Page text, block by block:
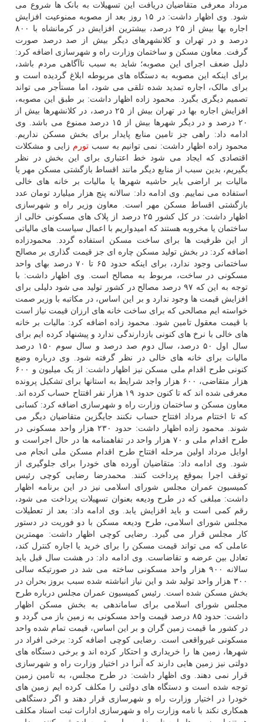
مرداد معرفی متقاضیان دریافت این تسهیلات به بانک ها شروع می
شود. وی اظهار داشت: در ۱۵ روز بعد از مصوبه ممنوعیت افزایش
اجاره بها بیش از ۲۵ درصد، بیشترین افزایش در کرمانشاه با ۸۰۰
درصد و در تهران و کلانشهرهای دیگر بیش از صد درصد صورت
گرفت. معاون مسکن و ساختمان وزارت راه و شهرسازی اضافه کرد:
دلیل ضعف اجرای این مصوبه؛ شاید به سبب ناآگاهی مردم باشد،
برای اینکه این مصوبه به دستگاه های مربوطه ابلاغ گردیده است و
برای مالک، اجاره تمدید شده تلقی می شود، اما مستأجر می تواند
تصمیم دیگری بگیرد. محمود زاده اظهار داشت: بر طبق این مصوبه،
افزایش اجاره بها در تهران بیش از ۲۵ درصد، در کلانشهرها بیش از
۲۰ درصد و در دیگر شهرها بیش از ۱۵ درصد ممنوع می باشد. وی
ادامه داد: راهی جز تامین منابع پایدار برای بخش مسکن نداریم.
محمود زاده اظهار داشت: نمی توانیم به سببتورم زایی و مشکلات
اقتصادی که ایجاد می شود خط اعتباری برای این بخش در نظر
بگیریم، بدین سبب از منابع دیگر مانند اقساط بازگشتی مسکن مهر یا
مالیات بر اراضی بایر حاشیه شهرها یا مالیات بر خانه های خالی
استفاده می نماییم. وی ادامه داد: سالانه پنج هزار میلیارد تومان عدد
بازگشتی اقساط مسکن مهر است. معاون وزیر راه و شهرسازی
اظهار داشت: در کل کشور ۲۵ درصد از پلاک های مسکونی خالی از
ساختمان یا مخروبه هستند که امیدواریم با اعمال سیاست های مالیاتی
از این ظرفیت ها برای ساخت مسکن استفاده گردد. محمودزاده
اضافه کرد: در بخش تولید مسکن چاره ای جز قیمت گذاری بر مصالح
ساختمانی وجود ندارد، برای اینکه حدود ۶۵ تا ۷۰ درصد بهای واحد
مسکونی در ساخت، مربوط به مصالح است. وی اظهار داشت: با
توجه به این که ۹۷ درصد مصالح در کشور تولید می شود دلیلی برای
افزایش قیمت ها وجود ندارد و بر این اساس، در مکاتبه با وزیر صمت
خواسته ایم مصالحی که برای ساخت خانه های ارزان قیمت نیاز است
با قیمت معقول تامین شود. محمود زاده اضافه کرد: مالیات بر خانه
های خالی با نرخ های کنونی بازدارندگی ندارد و پیشنهاد کرده ایم برای
سال اول ۵۰ درصد، سال دوم صد درصد و سال سوم ۱۵۰ درصد
مالیات برای خانه های خالی در نظر گرفته شود. وی درباره وضع
کنونی طرح اقدام ملی مسکن نیز اظهار داشت: از یک میلیون و ۶۰۰
هزار متقاضی، ۶۰۰ هزار واجد شرایط به استانها برای تشکیل پرونده
معرفی شده اند که تا کنون حدود ۱۹ هزار نفر افتتاح حساب کرده اند.
معاون مسکن و ساختمان وزارت راه و شهرسازی اضافه کرد: کسانی
که تا اختتام مرداد افتتاح حساب نکنند جایگزین متقاضیان دیگر می
شوند. محمود زاده اظهار داشت: حدود ۲۳۰ هزار واحد مسکونی در
طرح اقدام ملی و ۷۰ هزار واحد در تفاهمنامه ها در حال اجراست و
اوایل مرداد اولین مرحله افتتاح طرح اقدام مسکن ملی انجام می
شود. وی ادامه داد: متقاضیان آورده های خودرا برای جلوگیری از
توقف اجرا بموقع پرداخت کنند. محمدرضا رضایی کوچی رئیس
کمیسیون عمران مجلس شورای اسلامی نیز در این برنامه اظهار
داشت: مبلغی که در طرح ودیعه بعنوان تسهیلات پرداخت می شود،
رقم کمی است و باید افزایش یابد. وی ادامه داد: بعد از تعطیلات
مجلس شورای اسلامی، طرح ودیعه مسکن با دو فوریت در دستور
کار مجلس قرار می گیرد. رضایی کوچی اظهار داشت: مهمترین
عاملی که می تواند قیمت مسکن را برای خرید یا اجاره کنترل کند،
تعادل بین عرضه و تقاضاست. وی ادامه داد: در هشت سال قبل باید
سالانه ۹۰۰ هزار واحد مسکونی ساخته می شد در صورتیکه سالی
۳۰۰ هزار واحد تولید شد و این نیاز انباشته شده سبب بروز بحران در
بخش مسکن شده است. رئیس کمیسیون عمران مجلس درباره طرح
مجلس شورای اسلامی برای ساماندهی به بخش مسکن اظهار
داشت: حدود ۸۵ درصد قیمت واحد مسکونی به زمین باز می گردد و
در کشور ما قیمت زمین گران و بر این اساس، قیمت تمام شده واحد
مسکونی غیرواقعی است. رضایی کوچی اضافه کرد: برخی افراد در
شهرها، زمین ها را خریداری و احتکار کرده اند و برخی دستگاه های
دولتی نیز زمین هایی دارند که آنرا در اختیار وزارت راه و شهرسازی
قرار نمی دهند. وی اظهار داشت: در طرح مجلس، به تامین زمین
توجه شده است و دستگاه های دولتی را مکلف کرده ایم زمین های
خودرا در اختیار وزارت راه و شهرسازی قرار دهند و اگر دستگاهی
همکاری نکند با نامه وزارت راه و شهرسازی ادارات ثبت اسناد مکلف